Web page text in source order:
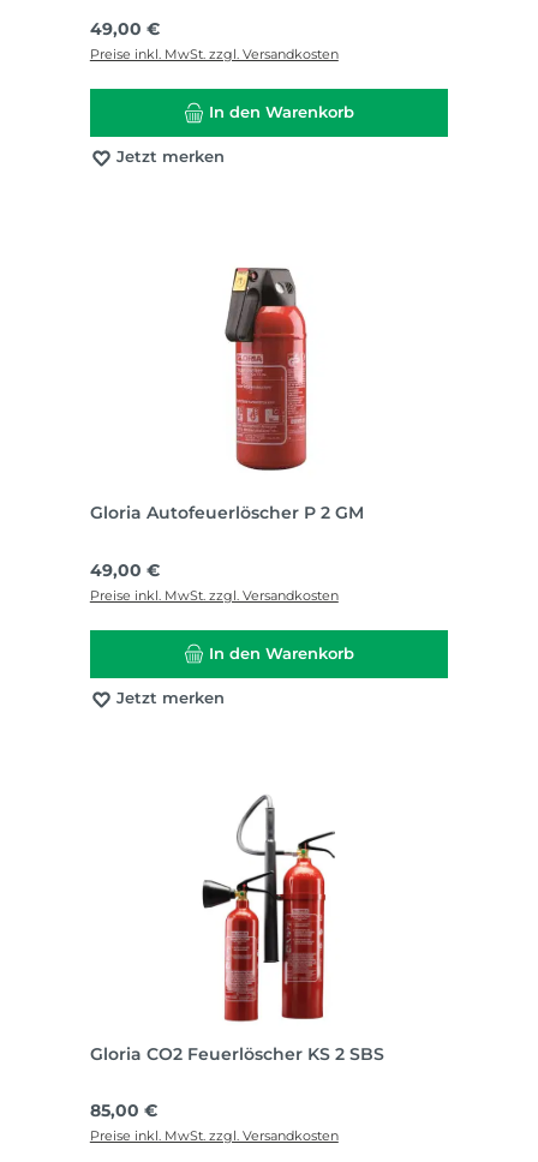
Regulärer Preis:
49,00 €
Preise inkl. MwSt. zzgl. Versandkosten
In den Warenkorb
Jetzt merken
Gloria Autofeuerlöscher P 2 GM
Regulärer Preis:
49,00 €
Preise inkl. MwSt. zzgl. Versandkosten
In den Warenkorb
Jetzt merken
Gloria CO2 Feuerlöscher KS 2 SBS
Regulärer Preis:
85,00 €
Preise inkl. MwSt. zzgl. Versandkosten